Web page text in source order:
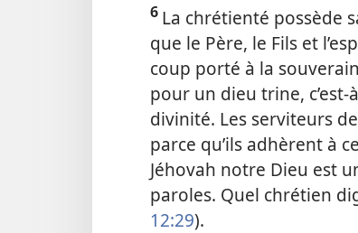
6 La chrétienté possède
que le Père, le Fils et
coup porté à la
pour un dieu trine,
divinité. Les serviteurs
parce qu’ils adhèrent à
Jéhovah notre Dieu est
paroles. Quel chrétien
12:29).